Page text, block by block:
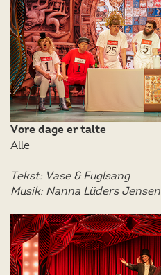
Vore dage er talte
Alle
Tekst: Vase & Fuglsang
Musik: Nanna Lüders Jensen